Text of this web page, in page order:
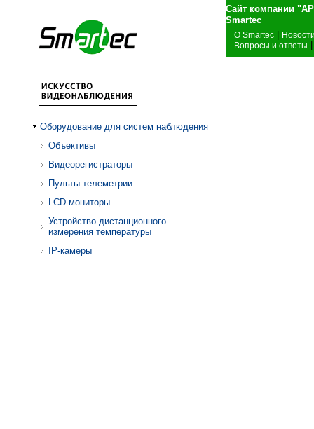
Сайт компании
О Smartec
Вопросы и ответы
Оборудование для систем наблюдения
Объективы
Видеорегистраторы
Пульты телеметрии
LCD-мониторы
Устройство дистанционного
измерения температуры
IP-камеры